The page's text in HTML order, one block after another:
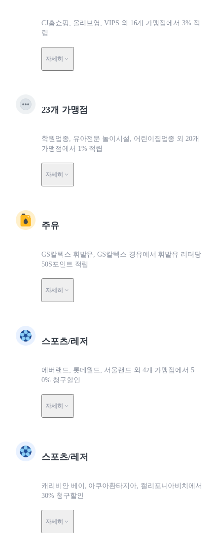
CJ홈쇼핑, 올리브영, VIPS 외 16개 가맹점에서 3% 적
립
자세히
23개 가맹점
학원업종, 유아전문 놀이시설, 어린이집업종 외 20개
가맹점에서 1% 적립
자세히
주유
GS칼텍스 휘발유, GS칼텍스 경유에서 휘발유 리터당
50S포인트 적립
자세히
스포츠/레저
에버랜드, 롯데월드, 서울랜드 외 4개 가맹점에서 5
0% 청구할인
자세히
스포츠/레저
캐리비안 베이, 아쿠아환타지아, 캘리포니아비치에서
30% 청구할인
자세히